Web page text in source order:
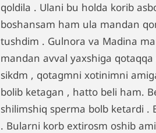
qoldila . Ulani bu holda korib
boshansam ham ula mandan
tushdim . Gulnora va Madina
mandan avval yaxshiga
sikdm , qotagmni xotinimni
bolib ketagan , hatto beli ham.
shilimshiq sperma bolb ketardi .
. Bularni korb extirosm oshib